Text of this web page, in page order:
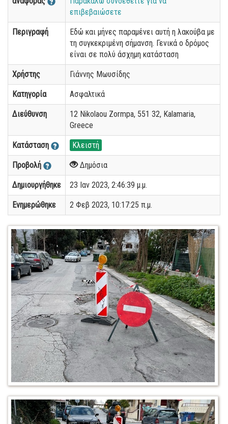
επιβεβαιώσετε
Περιγραφή
Εδώ και μήνες παραμένει αυτή η λακούβα με
τη συγκεκριμένη σήμανση. Γενικά ο δρόμος
είναι σε πολύ άσχημη κατάσταση
Χρήστης Γιάννης Μωυσίδης
Κατηγορία Ασφαλτικά
Διεύθυνση
12 Nikolaou Zormpa, 551 32, Kalamaria,
Greece
Κατάσταση Κλειστή
Προβολή Δημόσια
Δημιουργήθηκε 23 Ιαν 2023, 2:46:39 μ.μ.
Ενημερώθηκε 2 Φεβ 2023, 10:17:25 π.μ.